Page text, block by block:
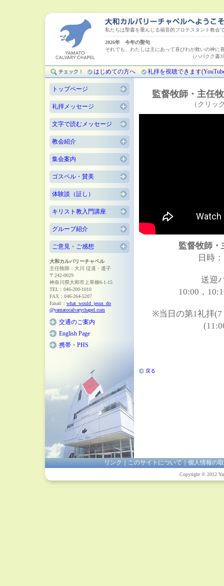
私たちは聖書を重んじる福音的プロテスタント教会
2026年 今年の聖句
それでも、わたしは主にあって喜びわが救いの神に
（ハバクク書3章18
はじめての方へ 礼拝を視聴できます
トップページ
礼拝メッセージ
文字で読むメッセージ
教会紹介
集会案内
ゴスペル・賛美
体験談（証し）
キリスト教入門講座
グループ紹介
ご意見・ご感想
大和カルバリーチャペル
主任牧師：大川 従道・道子
〒242-0029
神奈川県大和市上草柳6-1-15
TEL：046-200-1010
FAX：046-264-5207
Email： what_would_jesus_do
@yamatocalvarychapel.com
交通のご案内
English Page
携帯・PHS
監督牧師・主任
（クリッ
監督牧師・
日時
送迎
10:00，
※当日の第1礼拝(7
戻る
リンク｜このサイトについて｜個人情報の
Copyright © 2012